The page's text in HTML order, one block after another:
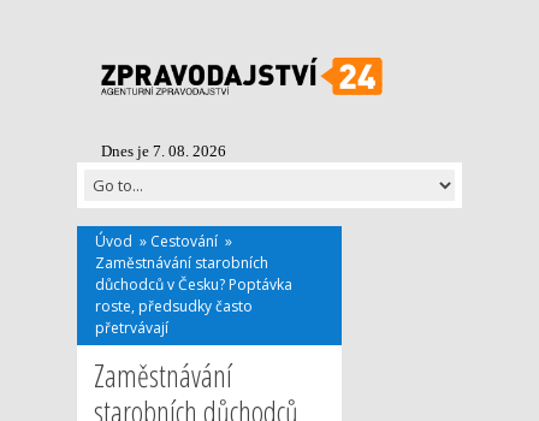
Dnes je 7. 08. 2026
Úvod » Cestování »
Zaměstnávání starobních
důchodců v Česku? Poptávka
roste, předsudky často
přetrvávají
Zaměstnávání
starobních důchodců